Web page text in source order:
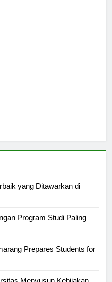
yang Ditawarkan di
Program Studi Paling
Prepares Students for